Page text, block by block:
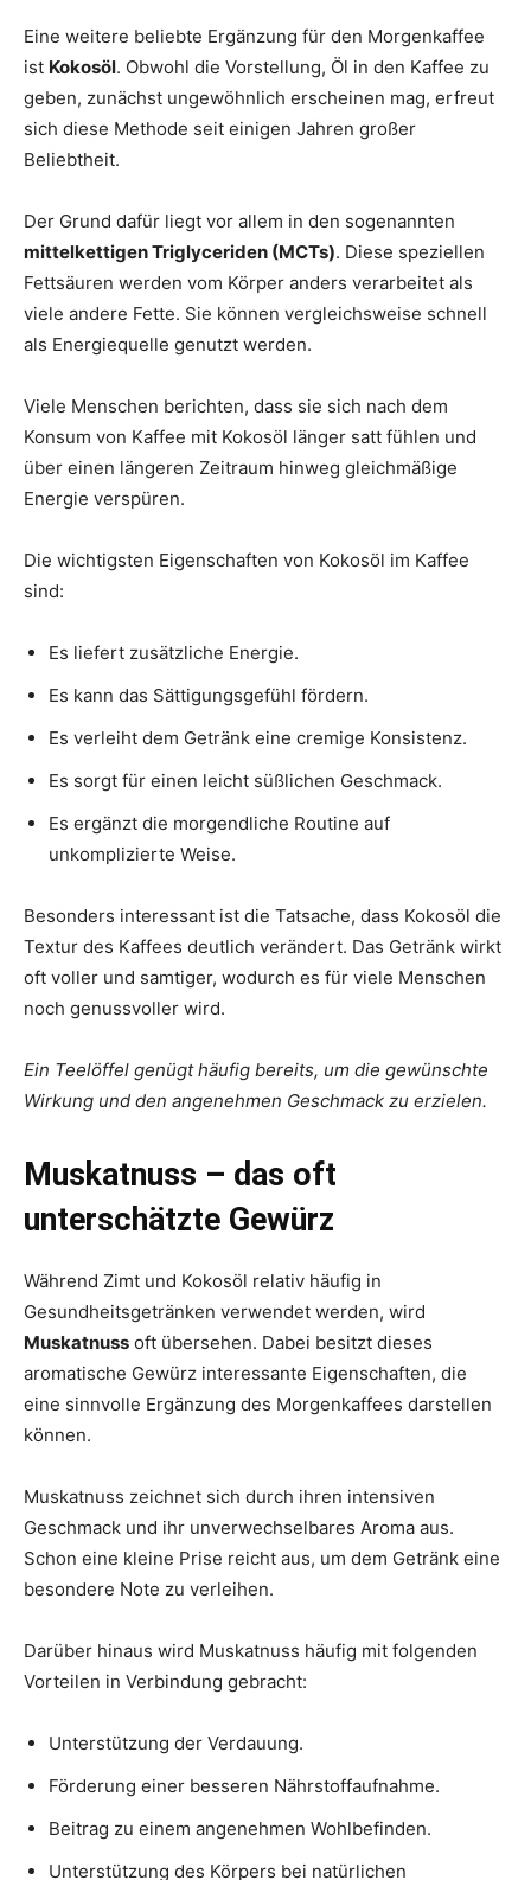
Eine weitere beliebte Ergänzung für den Morgenkaffee
ist Kokosöl. Obwohl die Vorstellung, Öl in den Kaffee zu
geben, zunächst ungewöhnlich erscheinen mag, erfreut
sich diese Methode seit einigen Jahren großer
Beliebtheit.
Der Grund dafür liegt vor allem in den sogenannten
mittelkettigen Triglyceriden (MCTs). Diese speziellen
Fettsäuren werden vom Körper anders verarbeitet als
viele andere Fette. Sie können vergleichsweise schnell
als Energiequelle genutzt werden.
Viele Menschen berichten, dass sie sich nach dem
Konsum von Kaffee mit Kokosöl länger satt fühlen und
über einen längeren Zeitraum hinweg gleichmäßige
Energie verspüren.
Die wichtigsten Eigenschaften von Kokosöl im Kaffee
sind:
Es liefert zusätzliche Energie.
Es kann das Sättigungsgefühl fördern.
Es verleiht dem Getränk eine cremige Konsistenz.
Es sorgt für einen leicht süßlichen Geschmack.
Es ergänzt die morgendliche Routine auf
unkomplizierte Weise.
Besonders interessant ist die Tatsache, dass Kokosöl die
Textur des Kaffees deutlich verändert. Das Getränk wirkt
oft voller und samtiger, wodurch es für viele Menschen
noch genussvoller wird.
Ein Teelöffel genügt häufig bereits, um die gewünschte
Wirkung und den angenehmen Geschmack zu erzielen.
Muskatnuss – das oft
unterschätzte Gewürz
Während Zimt und Kokosöl relativ häufig in
Gesundheitsgetränken verwendet werden, wird
Muskatnuss oft übersehen. Dabei besitzt dieses
aromatische Gewürz interessante Eigenschaften, die
eine sinnvolle Ergänzung des Morgenkaffees darstellen
können.
Muskatnuss zeichnet sich durch ihren intensiven
Geschmack und ihr unverwechselbares Aroma aus.
Schon eine kleine Prise reicht aus, um dem Getränk eine
besondere Note zu verleihen.
Darüber hinaus wird Muskatnuss häufig mit folgenden
Vorteilen in Verbindung gebracht:
Unterstützung der Verdauung.
Förderung einer besseren Nährstoffaufnahme.
Beitrag zu einem angenehmen Wohlbefinden.
Unterstützung des Körpers bei natürlichen